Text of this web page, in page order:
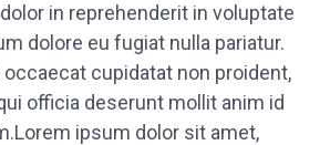
in reprehenderit in voluptate
dolore eu fugiat nulla pariatur.
cupidatat non proident,
officia deserunt mollit anim id
ipsum dolor sit amet,